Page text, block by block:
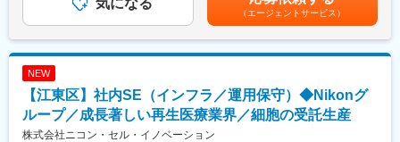
対象資格：
弁護士（国内）・弁護士（海外）・公認会計士・税理士・一級建
支給額：
※弁護士費用は会社が全負担しております。
■当社について：
■業務内容
【Cross-Functional Strategy】
・全社重要プロジェクトのPMO（計画策定、進捗・課題管理、意
金額であり、選考を通じて上下する可能性があります。月給(月額)
は固定手当を含めた表記です。
気になる
（エージェントサービス）
NEW
【江東区】社内SE（インフラ／運用保守）◆Nikonグ
ループ／成長著しい再生医療業界／細胞の受託生産
株式会社ニコン・セル・イノベーション